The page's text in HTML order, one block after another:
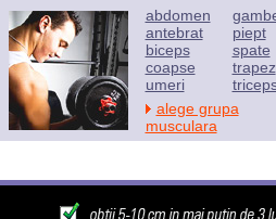
abdomen
antebrat
biceps
coapse
umeri
piept
spate
trapez
alege grupa
musculara